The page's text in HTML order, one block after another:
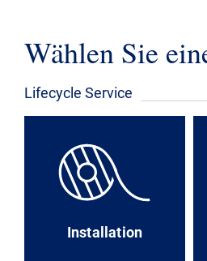
Wählen Sie
Lifecycle Service
Installation